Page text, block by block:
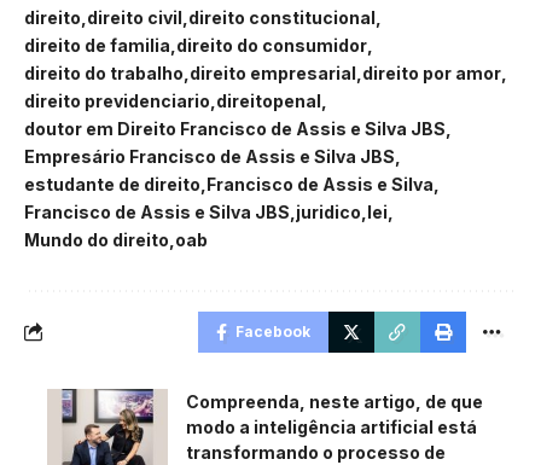
direito direito civil direito constitucional
direito de familia direito do consumidor
direito do trabalho direito empresarial direito por amor
direito previdenciario direitopenal
doutor em Direito Francisco de Assis e Silva JBS
Empresário Francisco de Assis e Silva JBS
estudante de direito Francisco de Assis e Silva
Francisco de Assis e Silva JBS juridico lei
Mundo do direito oab
Facebook
Compreenda, neste artigo, de que
modo a inteligência artificial está
transformando o processo de